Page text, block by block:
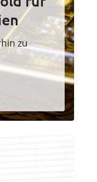
zu